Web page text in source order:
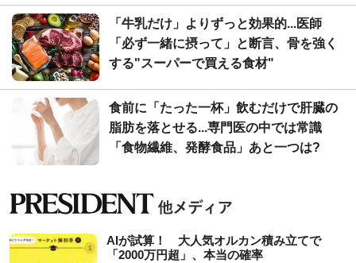
「牛乳だけ」よりずっと効果的...医師
「必ず一緒に摂って」と断言、骨を強く
する"スーパーで買える食材"
食前に「たった一杯」飲むだけで肝臓の
脂肪を落とせる...専門医の中では常識
「食物繊維、発酵食品」あと一つは?
AIが試算！ 大人気オルカン積み立てで
「2000万円超」、本当の確率